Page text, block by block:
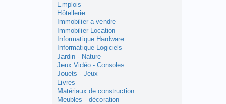
Emplois
Hôtellerie
Immobilier a vendre
Immobilier Location
Informatique Hardware
Informatique Logiciels
Jardin - Nature
Jeux Vidéo - Consoles
Jouets - Jeux
Livres
Matériaux de construction
Meubles - décoration